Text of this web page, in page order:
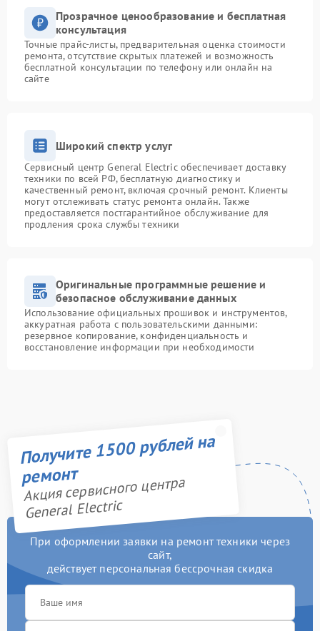
Прозрачное ценообразование и бесплатная
консультация
Точные прайс-листы, предварительная оценка стоимости
ремонта, отсутствие скрытых платежей и возможность
бесплатной консультации по телефону или онлайн на
сайте
Широкий спектр услуг
Сервисный центр General Electric обеспечивает доставку
техники по всей РФ, бесплатную диагностику и
качественный ремонт, включая срочный ремонт. Клиенты
могут отслеживать статус ремонта онлайн. Также
предоставляется постгарантийное обслуживание для
продления срока службы техники
Оригинальные программные решение и
безопасное обслуживание данных
Использование официальных прошивок и инструментов,
аккуратная работа с пользовательскими данными:
резервное копирование, конфиденциальность и
восстановление информации при необходимости
Получите 1500 рублей на
ремонт
Акция сервисного центра
General Electric
При оформлении заявки на ремонт техники через
сайт,
действует персональная бессрочная скидка